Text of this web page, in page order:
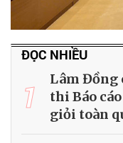
ĐỌC NHIỀU
1
Lâm Đồng
thi Báo
giỏi toàn